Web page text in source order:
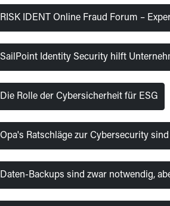
RISK IDENT Online Fraud Forum –
SailPoint Identity Security hilft
Die Rolle der Cybersicherheit für ESG
Opa's Ratschläge zur Cybersecurity
Daten-Backups sind zwar notwendig,